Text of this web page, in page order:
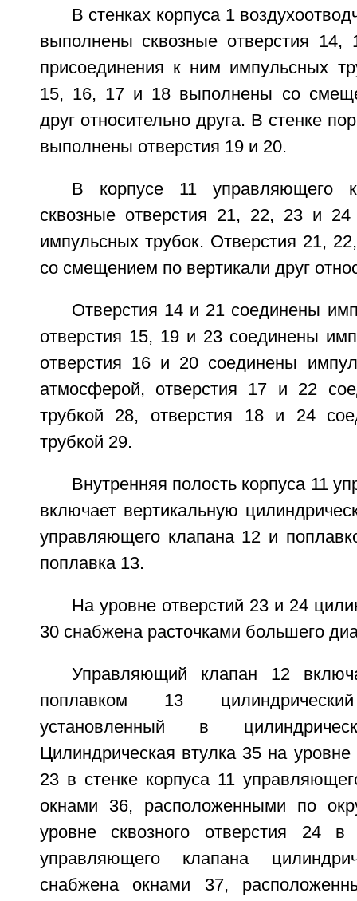
В стенках корпуса 1
выполнены сквозные отверстия
присоединения к ним импульсных
15, 16, 17 и 18 выполнены со
друг относительно друга. В стенке
выполнены отверстия 19 и 20.
В корпусе 11 управляющего
сквозные отверстия 21, 22, 23 и 24
импульсных трубок. Отверстия 21,
со смещением по вертикали друг
Отверстия 14 и 21 соединены
отверстия 15, 19 и 23 соединены
отверстия 16 и 20 соединены
атмосферой, отверстия 17 и 22
трубкой 28, отверстия 18 и 24
трубкой 29.
Внутренняя полость корпуса 11
включает вертикальную
управляющего клапана 12 и
поплавка 13.
На уровне отверстий 23 и 24
30 снабжена расточками большего
Управляющий клапан 12
поплавком 13
установленный в
Цилиндрическая втулка 35 на уровне
23 в стенке корпуса 11
окнами 36, расположенными по
уровне сквозного отверстия 24 в
управляющего клапана
снабжена окнами 37,